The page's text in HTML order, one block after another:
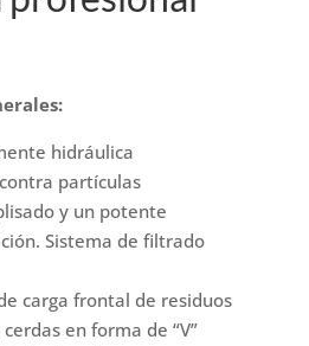
hidráulica
partículas
y un potente
Sistema de filtrado
carga frontal de residuos
en forma de “V”